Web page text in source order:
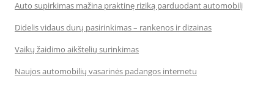
Auto supirkimas mažina praktinę riziką parduodant automobilį
Didelis vidaus durų pasirinkimas – rankenos ir dizainas
Vaikų žaidimo aikštelių surinkimas
Naujos automobilių vasarinės padangos internetu